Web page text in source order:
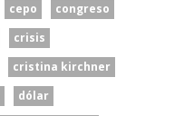
cepo
congreso
crisis
cristina kirchner
dólar